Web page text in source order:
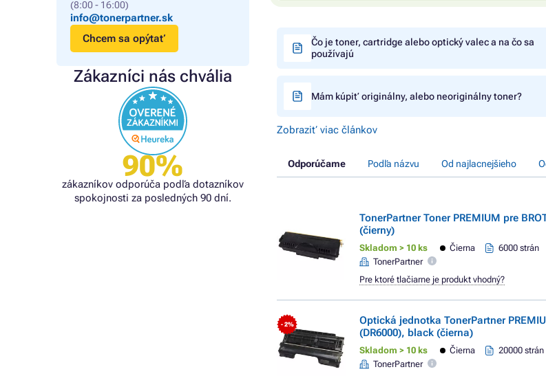
(8:00 - 16:00)
info@tonerpartner.sk
Chcem sa opýtať
Zákazníci nás chvália
90%
zákazníkov odporúča podľa dotazníkov
spokojnosti za posledných 90 dní.
Čo je toner, cartridge alebo optický valec a na čo sa
používajú
Mám kúpiť originálny, alebo neoriginálny toner?
Zobraziť viac článkov
Odporúčame Podľa názvu Od najlacnejšieho
TonerPartner Toner PREMIUM pre
(čierny)
Skladom > 10 ks Čierna 6000 strán
TonerPartner
Pre ktoré tlačiarne je produkt vhodný?
- 2%
Optická jednotka TonerPartner
(DR6000), black (čierna)
Skladom > 10 ks Čierna 20000 strán
TonerPartner